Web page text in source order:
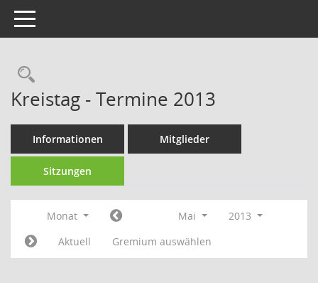
Toggle navigation
Rechercheauswahl
Kreistag - Termine 2013
Informationen Mitglieder
Sitzungen
Monat Mai
2013
Aktuell
Gremium auswählen